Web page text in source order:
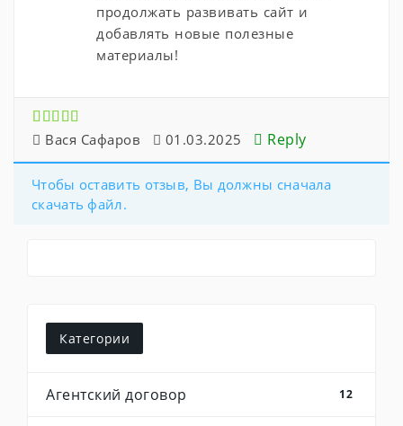
продолжать развивать сайт и
добавлять новые полезные
материалы!
Вася Сафаров 01.03.2025 Reply
Чтобы оставить отзыв, Вы должны сначала
скачать файл.
Категории
Агентский договор 12